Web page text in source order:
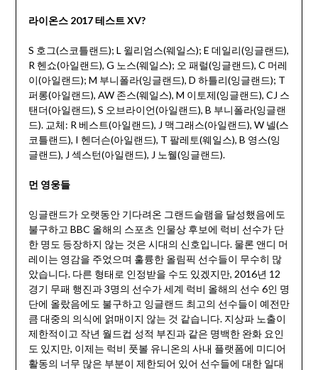
라이온스 2017 테스트 XV?
S 호그(스코틀랜드); L 윌리엄스(웨일스); E 데일리(잉글랜드),
R 헨쇼(아일랜드), G 노스(웨일스); 오 패럴(잉글랜드), C 머레
이(아일랜드); M 부니폴라(잉글랜드), D 하틀리(잉글랜드); T
퍼롱(아일랜드), AW 존스(웨일스), M 이토제(잉글랜드), CJ 스
탠더(아일랜드), S 오브라이언(아일랜드), B 부니폴라(잉글랜
드). 교체: R 베스트(아일랜드), J 맥그래스(아일랜드), W 넬(스
코틀랜드), I 헨더슨(아일랜드), T 팔레토(웨일스), B 영스(잉
글랜드), J 섹스턴(아일랜드), J 노웰(잉글랜드).
먼 영웅들
잉글랜드가 오랫동안 기다려온 그랜드슬램을 달성했음에도
불구하고 BBC 올해의 스포츠 인물상 후보에 럭비 선수가 단
한 명도 등장하지 않는 것은 시대의 신호입니다. 물론 앤디 머
레이는 영감을 주었으며 훌륭한 올림픽 선수들이 무수히 많
았습니다. 다른 형태로 인정받을 수도 있겠지만, 2016년 12
경기 무패 행진과 3명의 선수가 세계 럭비 올해의 선수 6인 명
단에 올랐음에도 불구하고 잉글랜드 최고의 선수들이 예전만
큼 대중의 의식에 얽매이지 않는 것 같습니다. 지상파 노출이
제한적이고 작년 월드컵 성적 부진과 같은 명백한 완화 요인
도 있지만, 이제는 럭비 풋볼 유니온의 사내 플랫폼에 미디어
활동의 너무 많은 부분이 제한되어 있어 선수들에 대한 일대